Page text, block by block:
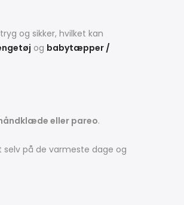
og sikker, hvilket kan
og babytæpper /
eller pareo.
selv på de varmeste dage og